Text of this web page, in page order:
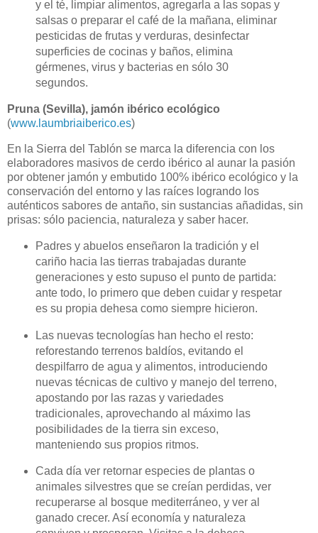
y el té, limpiar alimentos, agregarla a las sopas y
salsas o preparar el café de la mañana, eliminar
pesticidas de frutas y verduras, desinfectar
superficies de cocinas y baños, elimina
gérmenes, virus y bacterias en sólo 30
segundos.
Pruna (Sevilla), jamón ibérico ecológico
(www.laumbriaiberico.es)
En la Sierra del Tablón se marca la diferencia con los
elaboradores masivos de cerdo ibérico al aunar la pasión
por obtener jamón y embutido 100% ibérico ecológico y la
conservación del entorno y las raíces logrando los
auténticos sabores de antaño, sin sustancias añadidas, sin
prisas: sólo paciencia, naturaleza y saber hacer.
Padres y abuelos enseñaron la tradición y el
cariño hacia las tierras trabajadas durante
generaciones y esto supuso el punto de partida:
ante todo, lo primero que deben cuidar y respetar
es su propia dehesa como siempre hicieron.
Las nuevas tecnologías han hecho el resto:
reforestando terrenos baldíos, evitando el
despilfarro de agua y alimentos, introduciendo
nuevas técnicas de cultivo y manejo del terreno,
apostando por las razas y variedades
tradicionales, aprovechando al máximo las
posibilidades de la tierra sin exceso,
manteniendo sus propios ritmos.
Cada día ver retornar especies de plantas o
animales silvestres que se creían perdidas, ver
recuperarse al bosque mediterráneo, y ver al
ganado crecer. Así economía y naturaleza